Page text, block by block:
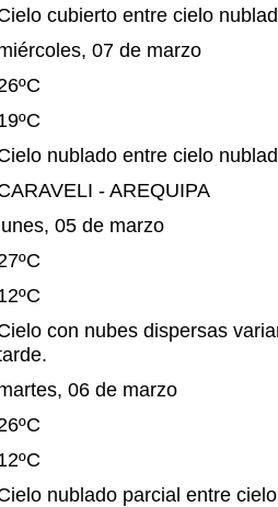
cubierto entre cielo
07 de marzo
nublado entre cielo
- AREQUIPA
lunes, 05 de marzo
con nubes dispersas
06 de marzo
nublado parcial entre